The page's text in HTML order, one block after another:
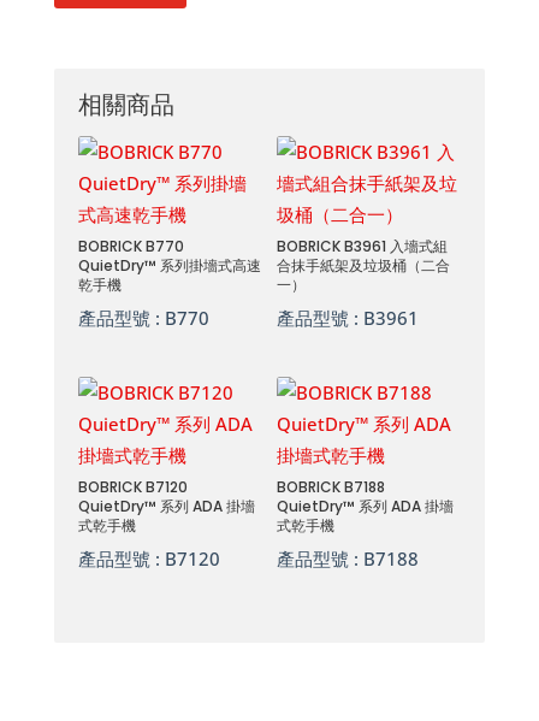
相關商品
BOBRICK B770
QuietDry™ 系列掛墻式高速
乾手機
產品型號 : B770
BOBRICK B3961 入墻式組
合抹手紙架及垃圾桶（二合
一）
產品型號 : B3961
BOBRICK B7120
QuietDry™ 系列 ADA 掛墻
式乾手機
產品型號 : B7120
BOBRICK B7188
QuietDry™ 系列 ADA 掛墻
式乾手機
產品型號 : B7188